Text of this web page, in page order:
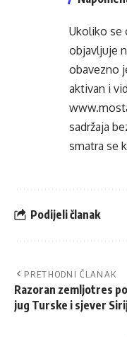
Ukoliko se
objavljuje
obavezno
aktivan i
sadržaja
smatra se
Podijeli članak
PRETHODNI ČLANAK
Razoran zemljotres
jug Turske i sjever